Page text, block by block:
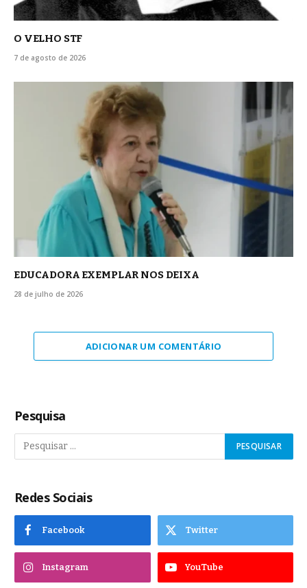
O VELHO STF
7 de agosto de 2026
EDUCADORA EXEMPLAR NOS DEIXA
28 de julho de 2026
ADICIONAR UM COMENTÁRIO
Pesquisa
Redes Sociais
Facebook Twitter
Instagram YouTube